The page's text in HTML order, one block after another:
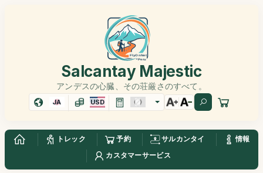
Salcantay Majestic
アンデスの心臓、その荘厳さのすべて。
JA USD
トレック 予約 サルカンタイ
情報
カスタマーサービス